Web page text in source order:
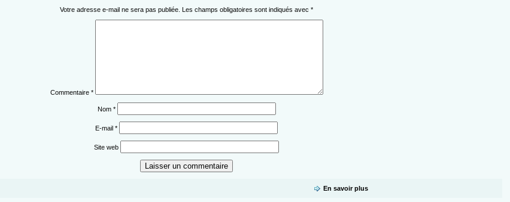
Votre adresse e-mail ne sera pas publiée. Les champs obligatoires sont indiqués avec*
Commentaire *
Nom *
E-mail*
Site web
En savoir plus